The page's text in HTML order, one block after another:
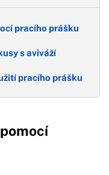
pracího prášku
s aviváží
pracího prášku